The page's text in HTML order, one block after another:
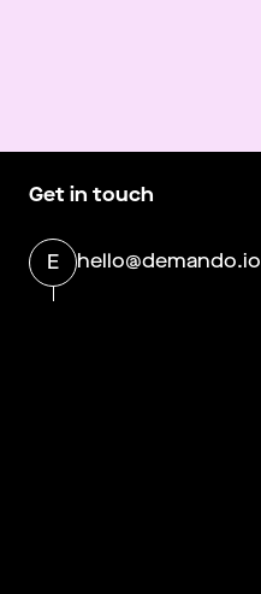
Get in touch
E hello@demando.io